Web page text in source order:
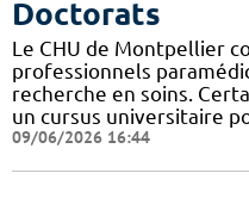
Doctorats
Le CHU de Montpellier
professionnels
recherche en soins.
un cursus universitaire
09/06/2026 16:44